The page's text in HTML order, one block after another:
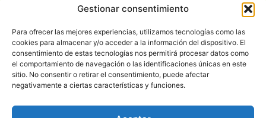
Gestionar consentimiento
Para ofrecer las mejores experiencias, utilizamos tecnologías como las
cookies para almacenar y/o acceder a la información del dispositivo. El
consentimiento de estas tecnologías nos permitirá procesar datos como
el comportamiento de navegación o las identificaciones únicas en este
sitio. No consentir o retirar el consentimiento, puede afectar
negativamente a ciertas características y funciones.
Pensamiento Crítico
Comprender el mundo para transformarlo.
Información Legal
჻Política de privacidad